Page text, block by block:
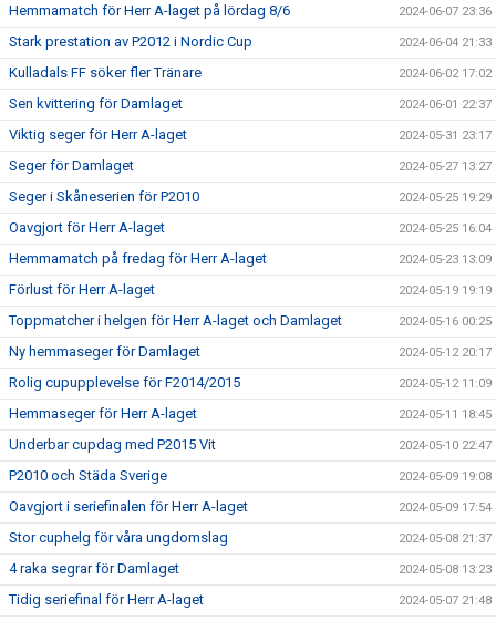
Hemmamatch för Herr A-laget på lördag 8/6 2024-06-07 23:36
Stark prestation av P2012 i Nordic Cup 2024-06-04 21:33
Kulladals FF söker fler Tränare 2024-06-02 17:02
Sen kvittering för Damlaget 2024-06-01 22:37
Viktig seger för Herr A-laget 2024-05-31 23:17
Seger för Damlaget 2024-05-27 13:27
Seger i Skåneserien för P2010 2024-05-25 19:29
Oavgjort för Herr A-laget 2024-05-25 16:04
Hemmamatch på fredag för Herr A-laget 2024-05-23 13:09
Förlust för Herr A-laget 2024-05-19 19:19
Toppmatcher i helgen för Herr A-laget och Damlaget 2024-05-16 00:25
Ny hemmaseger för Damlaget 2024-05-12 20:17
Rolig cupupplevelse för F2014/2015 2024-05-12 11:09
Hemmaseger för Herr A-laget 2024-05-11 18:45
Underbar cupdag med P2015 Vit 2024-05-10 22:47
P2010 och Städa Sverige 2024-05-09 19:08
Oavgjort i seriefinalen för Herr A-laget 2024-05-09 17:54
Stor cuphelg för våra ungdomslag 2024-05-08 21:37
4 raka segrar för Damlaget 2024-05-08 13:23
Tidig seriefinal för Herr A-laget 2024-05-07 21:48